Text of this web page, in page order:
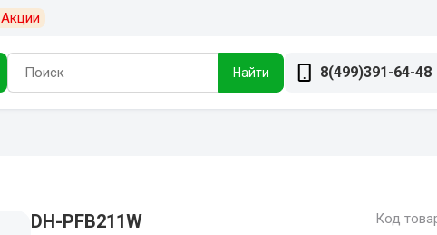
Акции
Найти 8(499)391-64-48
DH-PFB211W Код